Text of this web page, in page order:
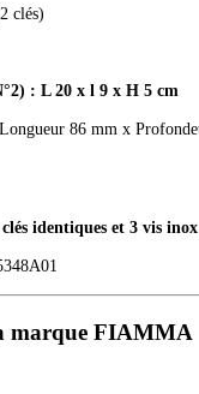
clés)
: L 20 x l 9 x H 5 cm
86 mm x
identiques et 3 vis inox
marque FIAMMA